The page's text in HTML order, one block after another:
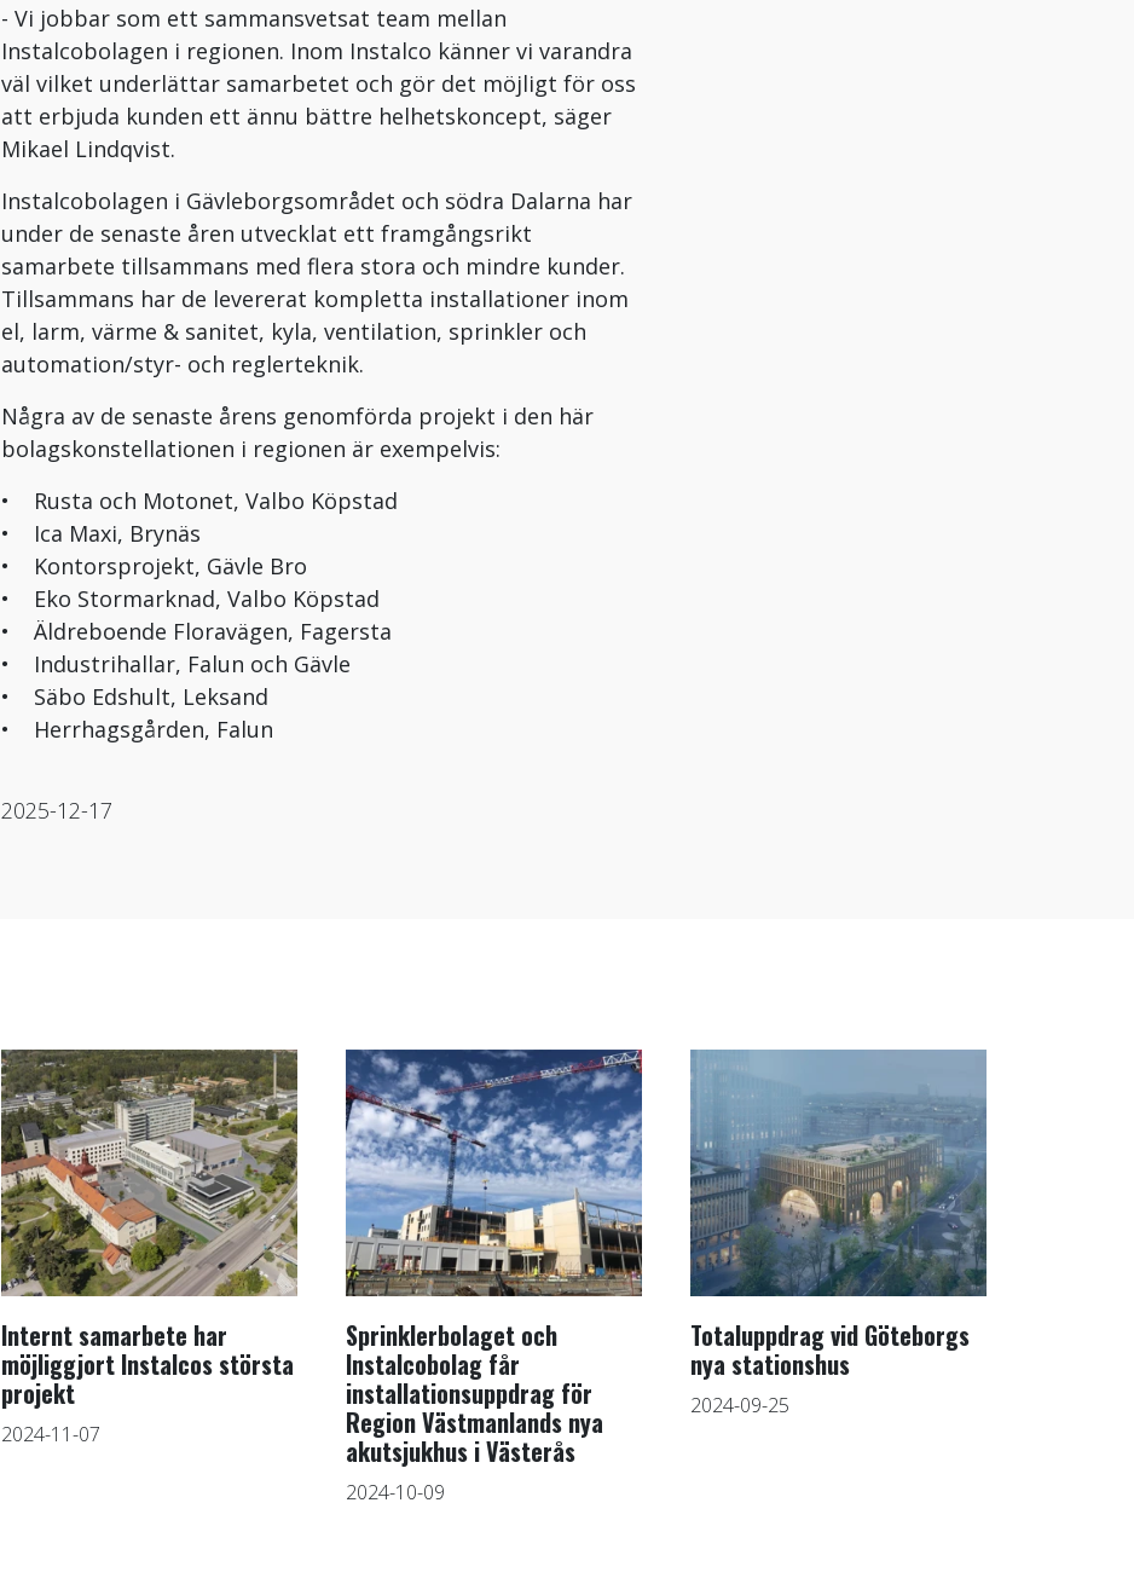
- Vi jobbar som ett sammansvetsat team mellan
Instalcobolagen i regionen. Inom Instalco känner vi varandra
väl vilket underlättar samarbetet och gör det möjligt för oss
att erbjuda kunden ett ännu bättre helhetskoncept, säger
Mikael Lindqvist.
Instalcobolagen i Gävleborgsområdet och södra Dalarna har
under de senaste åren utvecklat ett framgångsrikt
samarbete tillsammans med flera stora och mindre kunder.
Tillsammans har de levererat kompletta installationer inom
el, larm, värme & sanitet, kyla, ventilation, sprinkler och
automation/styr- och reglerteknik.
Några av de senaste årens genomförda projekt i den här
bolagskonstellationen i regionen är exempelvis:
• Rusta och Motonet, Valbo Köpstad
• Ica Maxi, Brynäs
• Kontorsprojekt, Gävle Bro
• Eko Stormarknad, Valbo Köpstad
• Äldreboende Floravägen, Fagersta
• Industrihallar, Falun och Gävle
• Säbo Edshult, Leksand
• Herrhagsgården, Falun
2025-12-17
Internt samarbete har
möjliggjort Instalcos största
projekt
2024-11-07
Sprinklerbolaget och
Instalcobolag får
installationsuppdrag för
Region Västmanlands nya
akutsjukhus i Västerås
2024-10-09
Totaluppdrag vid Göteborgs
nya stationshus
2024-09-25